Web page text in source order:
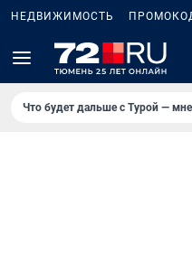
НЕДВИЖИМОСТЬ
Что будет дальше с Турой —